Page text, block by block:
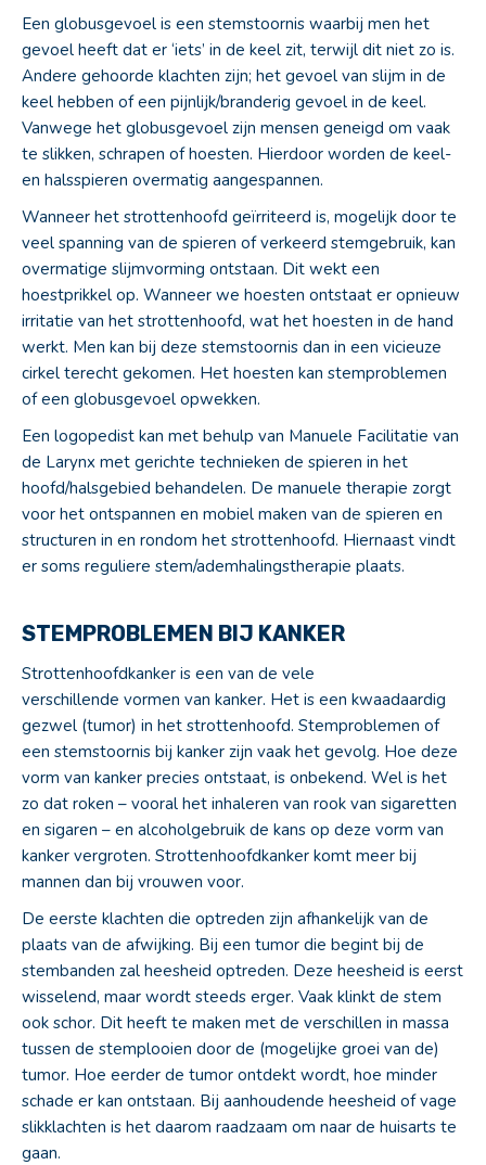
Een globusgevoel is een stemstoornis waarbij men het
gevoel heeft dat er ‘iets’ in de keel zit, terwijl dit niet zo is.
Andere gehoorde klachten zijn; het gevoel van slijm in de
keel hebben of een pijnlijk/branderig gevoel in de keel.
Vanwege het globusgevoel zijn mensen geneigd om vaak
te slikken, schrapen of hoesten. Hierdoor worden de keel-
en halsspieren overmatig aangespannen.
Wanneer het strottenhoofd geïrriteerd is, mogelijk door te
veel spanning van de spieren of verkeerd stemgebruik, kan
overmatige slijmvorming ontstaan. Dit wekt een
hoestprikkel op. Wanneer we hoesten ontstaat er opnieuw
irritatie van het strottenhoofd, wat het hoesten in de hand
werkt. Men kan bij deze stemstoornis dan in een vicieuze
cirkel terecht gekomen. Het hoesten kan stemproblemen
of een globusgevoel opwekken.
Een logopedist kan met behulp van Manuele Facilitatie van
de Larynx met gerichte technieken de spieren in het
hoofd/halsgebied behandelen. De manuele therapie zorgt
voor het ontspannen en mobiel maken van de spieren en
structuren in en rondom het strottenhoofd. Hiernaast vindt
er soms reguliere stem/ademhalingstherapie plaats.
STEMPROBLEMEN BIJ KANKER
Strottenhoofdkanker is een van de vele
verschillende vormen van kanker. Het is een kwaadaardig
gezwel (tumor) in het strottenhoofd. Stemproblemen of
een stemstoornis bij kanker zijn vaak het gevolg. Hoe deze
vorm van kanker precies ontstaat, is onbekend. Wel is het
zo dat roken – vooral het inhaleren van rook van sigaretten
en sigaren – en alcoholgebruik de kans op deze vorm van
kanker vergroten. Strottenhoofdkanker komt meer bij
mannen dan bij vrouwen voor.
De eerste klachten die optreden zijn afhankelijk van de
plaats van de afwijking. Bij een tumor die begint bij de
stembanden zal heesheid optreden. Deze heesheid is eerst
wisselend, maar wordt steeds erger. Vaak klinkt de stem
ook schor. Dit heeft te maken met de verschillen in massa
tussen de stemplooien door de (mogelijke groei van de)
tumor. Hoe eerder de tumor ontdekt wordt, hoe minder
schade er kan ontstaan. Bij aanhoudende heesheid of vage
slikklachten is het daarom raadzaam om naar de huisarts te
gaan.